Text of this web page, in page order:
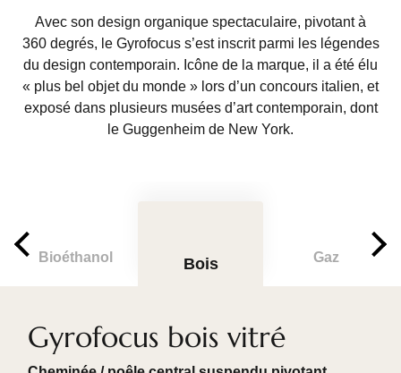
Avec son design organique spectaculaire, pivotant à
360 degrés, le Gyrofocus s’est inscrit parmi les légendes
du design contemporain. Icône de la marque, il a été élu
« plus bel objet du monde » lors d’un concours italien, et
exposé dans plusieurs musées d’art contemporain, dont
le Guggenheim de New York.
Bioéthanol Bois Gaz
Gyrofocus bois vitré